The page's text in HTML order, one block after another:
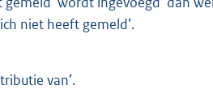
niet heeft gemeld’.
van’.